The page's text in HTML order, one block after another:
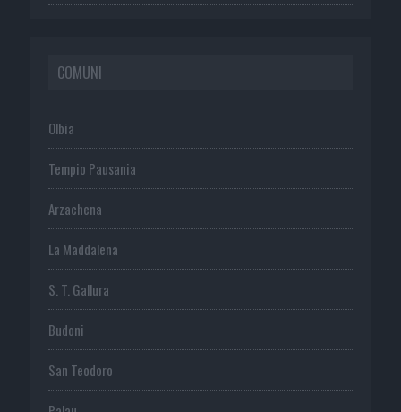
COMUNI
Olbia
Tempio Pausania
Arzachena
La Maddalena
S. T. Gallura
Budoni
San Teodoro